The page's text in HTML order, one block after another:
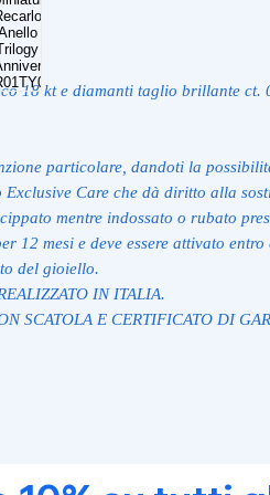
18 kt e diamanti taglio brillante ct.
particolare, dandoti la
Care che dà diritto alla
mentre indossato o rubato
12 mesi e deve essere attivato
del gioiello.
IN ITALIA.
SCATOLA E CERTIFICATO DI